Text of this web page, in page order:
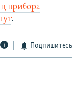
прибора
.
Подпишитесь